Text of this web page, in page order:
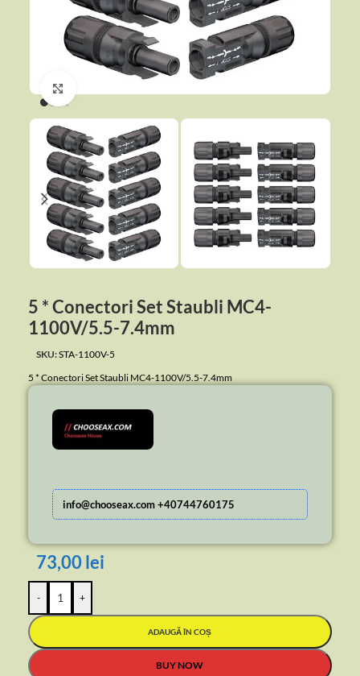
5 * Conectori Set Staubli MC4-
1100V/5.5-7.4mm
SKU:STA-1100V-5
5 * Conectori Set Staubli MC4-1100V/5.5-7.4mm
info@chooseax.com +40744760175
73,00lei
- +
ADAUGĂ ÎN COȘ
BUY NOW